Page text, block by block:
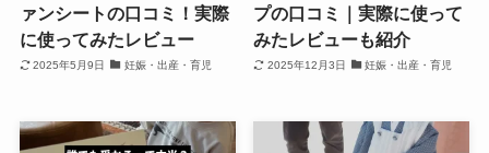
ァンシートの口コミ！実際
に使ってみたレビュー
2025年5月9日 妊娠・出産・育児
プの口コミ｜実際に使って
みたレビューも紹介
2025年12月3日 妊娠・出産・育児